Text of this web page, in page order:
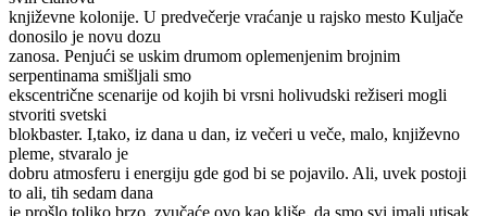
književne kolonije. U predvečerje vraćanje u rajsko mesto Kuljače
donosilo je novu dozu
zanosa. Penjući se uskim drumom oplemenjenim brojnim
serpentinama smišljali smo
ekscentrične scenarije od kojih bi vrsni holivudski režiseri mogli
stvoriti svetski
blokbaster. I,tako, iz dana u dan, iz večeri u veče, malo, književno
pleme, stvaralo je
dobru atmosferu i energiju gde god bi se pojavilo. Ali, uvek postoji
to ali, tih sedam dana
je prošlo toliko brzo, zvučaće ovo kao kliše, da smo svi imali utisak